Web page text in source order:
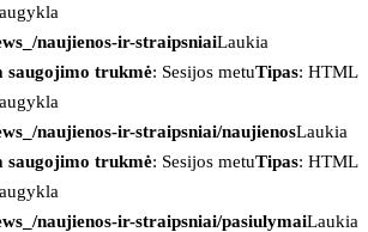
naujienos-ir-straipsniaiLaukia
saugojimo trukmė: Sesijos metuTipas: HTML
naujienos-ir-straipsniai/naujienosLaukia
saugojimo trukmė: Sesijos metuTipas: HTML
naujienos-ir-straipsniai/pasiulymaiLaukia